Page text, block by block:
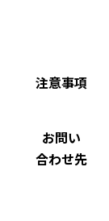
注意事項
お問い
合わせ先